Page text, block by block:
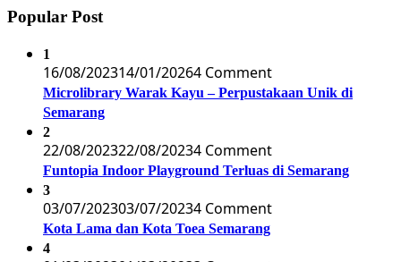
Popular Post
1
16/08/202314/01/20264 Comment
Microlibrary Warak Kayu – Perpustakaan Unik di
Semarang
2
22/08/202322/08/20234 Comment
Funtopia Indoor Playground Terluas di Semarang
3
03/07/202303/07/20234 Comment
Kota Lama dan Kota Toea Semarang
4